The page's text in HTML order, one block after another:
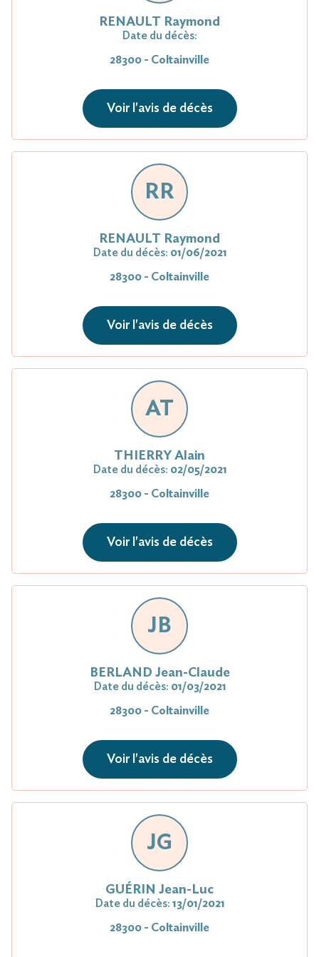
RENAULT Raymond
Date du décès:
28300 - Coltainville
Voir l'avis de décès
RR
RENAULT Raymond
Date du décès: 01/06/2021
28300 - Coltainville
Voir l'avis de décès
AT
THIERRY Alain
Date du décès: 02/05/2021
28300 - Coltainville
Voir l'avis de décès
JB
BERLAND Jean-Claude
Date du décès: 01/03/2021
28300 - Coltainville
Voir l'avis de décès
JG
GUÉRIN Jean-Luc
Date du décès: 13/01/2021
28300 - Coltainville